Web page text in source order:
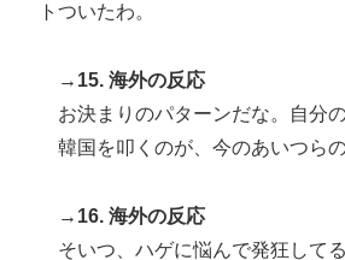
トついたわ。
→15. 海外の反応
お決まりのパターンだな。自分
韓国を叩くのが、今のあいつら
→16. 海外の反応
そいつ、ハゲに悩んで発狂して